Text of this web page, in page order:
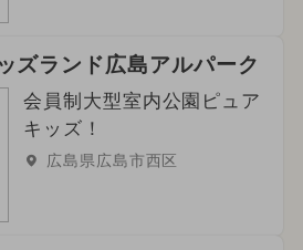
ト
ント
ント
ズランド広島アルパーク
会員制大型室内公園ピュア
キッズ！
広島県広島市西区